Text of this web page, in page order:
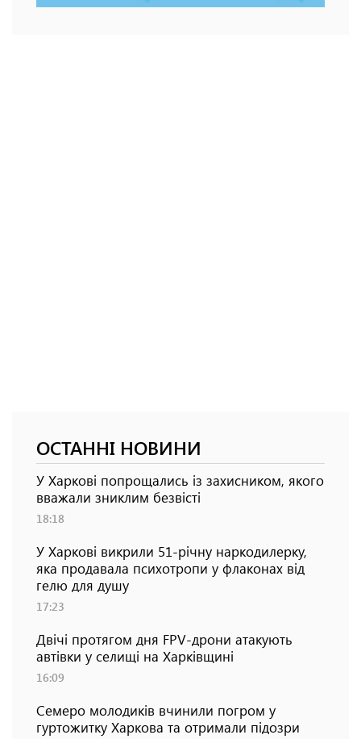
ОСТАННІ НОВИНИ
У Харкові попрощались із захисником, якого
вважали зниклим безвісті
18:18
У Харкові викрили 51-річну наркодилерку,
яка продавала психотропи у флаконах від
гелю для душу
17:23
Двічі протягом дня FPV-дрони атакують
автівки у селищі на Харківщині
16:09
Семеро молодиків вчинили погром у
гуртожитку Харкова та отримали підозри